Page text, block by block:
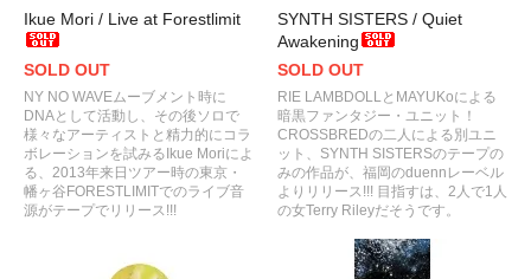
Ikue Mori / Live at Forestlimit
SOLD OUT
NY NO WAVEムーブメント時に
DNAとして活動し、その後ソロで
様々なアーティストと精力的にコラ
ボレーションを試みるIkue Moriによ
る、2013年来日ツアー時の東京・
幡ヶ谷FORESTLIMITでのライブ音
源がテープでリリース!!!
SYNTH SISTERS / Quiet
Awakening
SOLD OUT
RIE LAMBDOLLとMAYUKoによる
暗黒ファンタジー・ユニット！
CROSSBREDの二人による別ユニ
ット、SYNTH SISTERSのテープの
みの作品が、福岡のduennレーベル
よりリリース!!! 目指すは、2人で1人
の女Terry Rileyだそうです。